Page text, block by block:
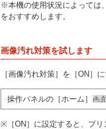
※本機の使用状況によっては
をおすすめします。
画像汚れ対策を試します
［画像汚れ対策］を［ON］
操作パネルの［ホーム］画
※［ON］に設定すると、プリ